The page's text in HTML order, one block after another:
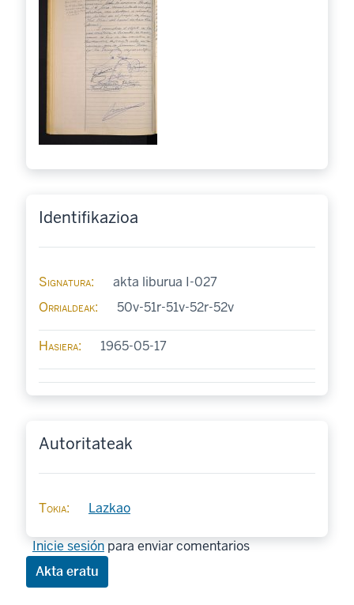
Identifikazioa
Signatura
akta liburua I-027
Orrialdeak
50v-51r-51v-52r-52v
Hasiera 1965-05-17
Autoritateak
Tokia Lazkao
Inicie sesiónpara enviar comentarios
Akta eratu